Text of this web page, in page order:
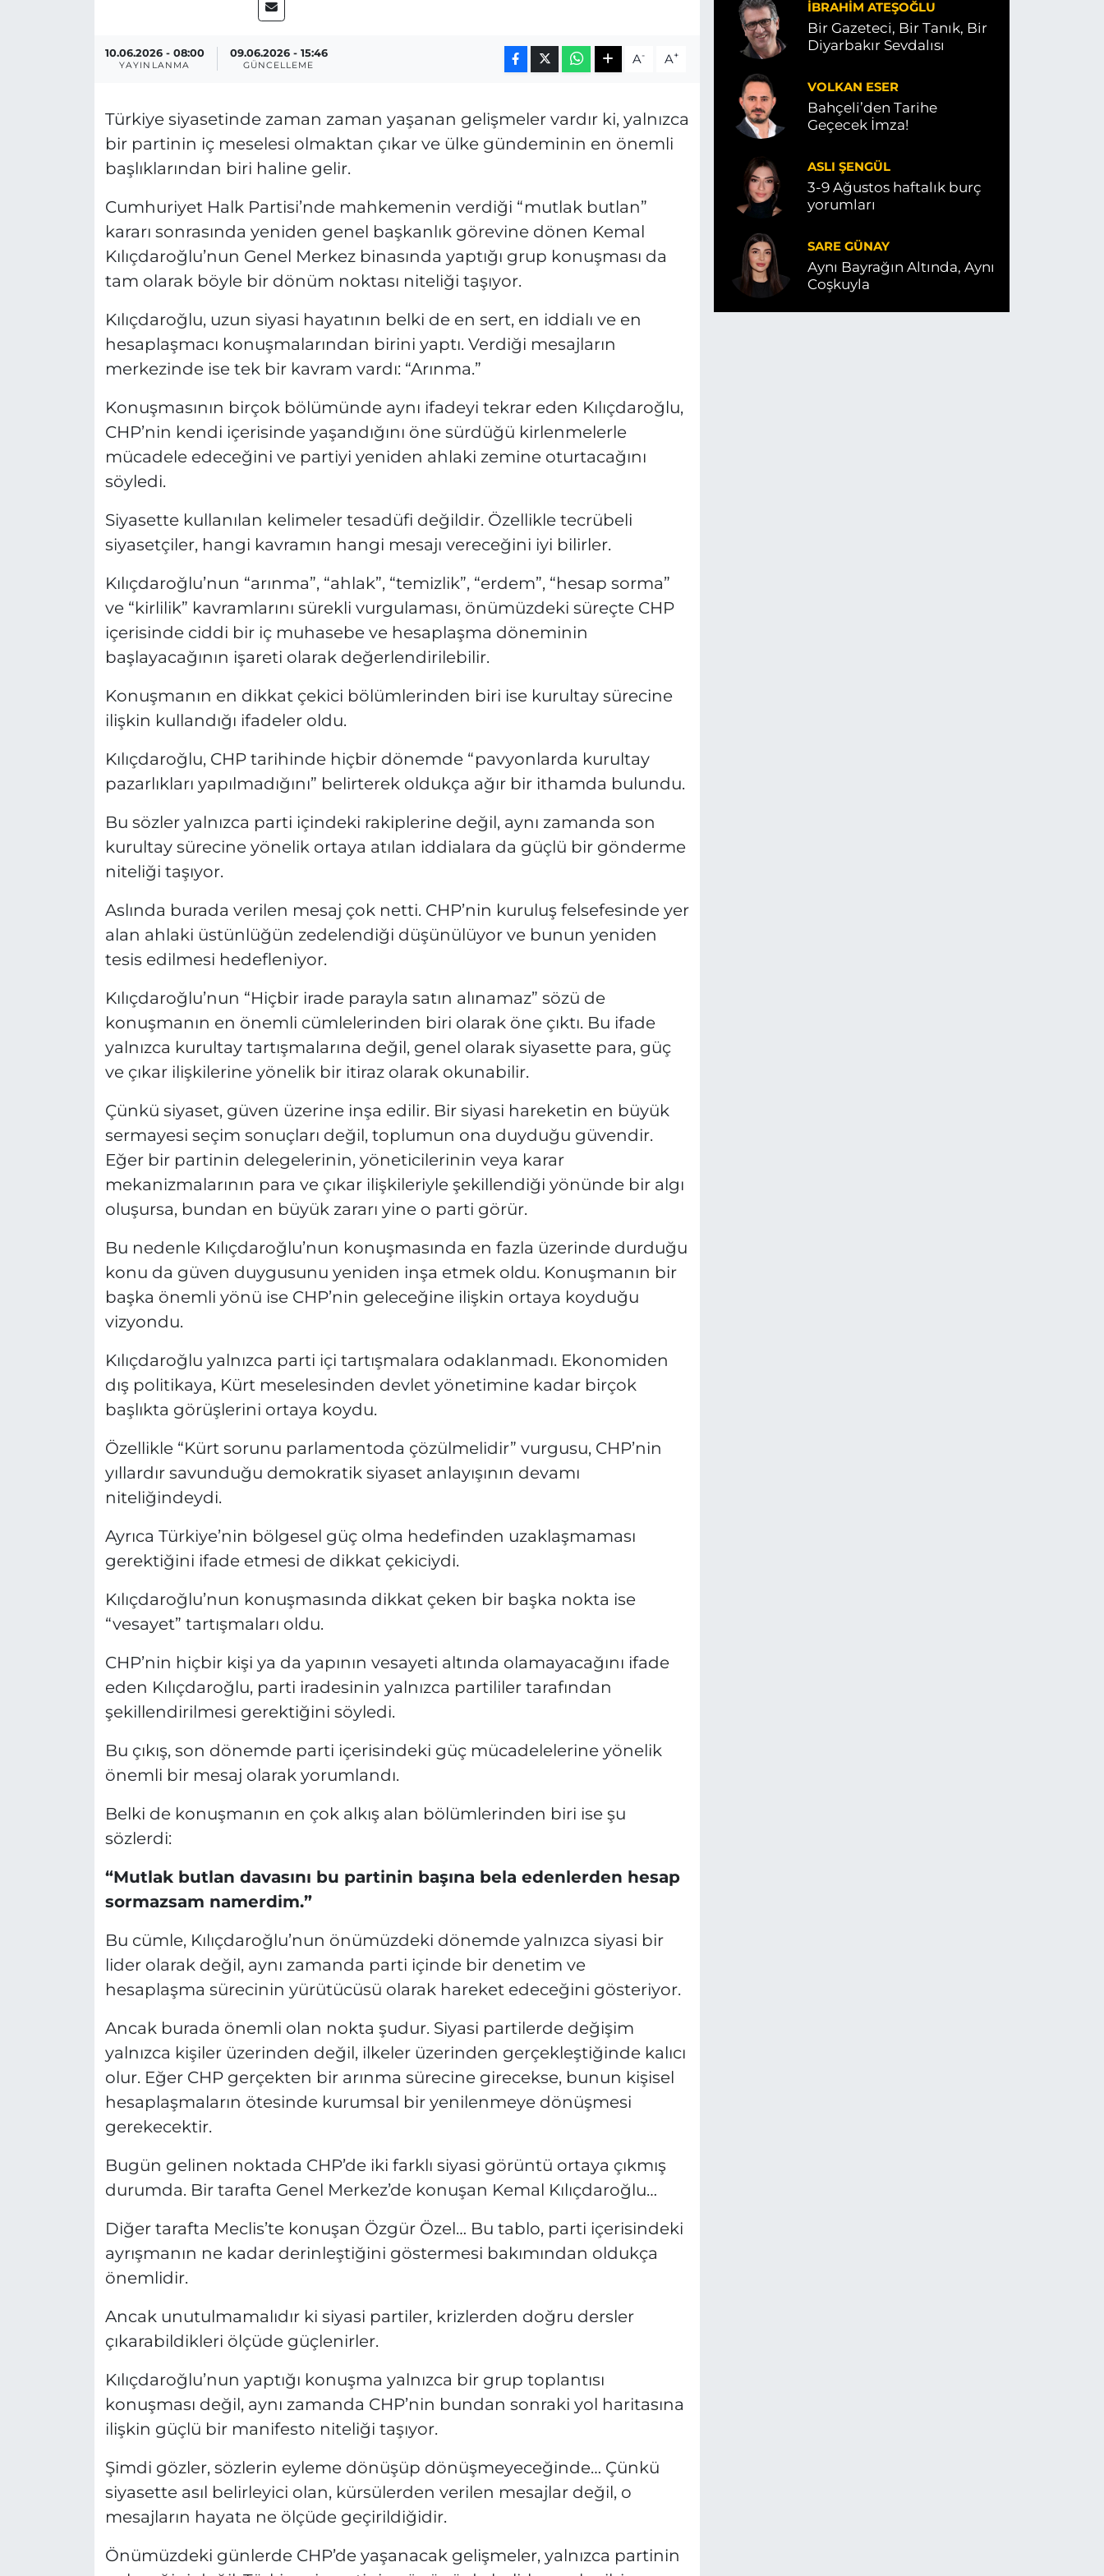
10.06.2026 - 08:00
YAYINLANMA
09.06.2026 - 15:46
GÜNCELLEME A- A+
Türkiye siyasetinde zaman zaman yaşanan gelişmeler vardır ki, yalnızca
bir partinin iç meselesi olmaktan çıkar ve ülke gündeminin en önemli
başlıklarından biri haline gelir.
Cumhuriyet Halk Partisi’nde mahkemenin verdiği “mutlak butlan”
kararı sonrasında yeniden genel başkanlık görevine dönen Kemal
Kılıçdaroğlu’nun Genel Merkez binasında yaptığı grup konuşması da
tam olarak böyle bir dönüm noktası niteliği taşıyor.
Kılıçdaroğlu, uzun siyasi hayatının belki de en sert, en iddialı ve en
hesaplaşmacı konuşmalarından birini yaptı. Verdiği mesajların
merkezinde ise tek bir kavram vardı: “Arınma.”
Konuşmasının birçok bölümünde aynı ifadeyi tekrar eden Kılıçdaroğlu,
CHP’nin kendi içerisinde yaşandığını öne sürdüğü kirlenmelerle
mücadele edeceğini ve partiyi yeniden ahlaki zemine oturtacağını
söyledi.
Siyasette kullanılan kelimeler tesadüfi değildir. Özellikle tecrübeli
siyasetçiler, hangi kavramın hangi mesajı vereceğini iyi bilirler.
Kılıçdaroğlu’nun “arınma”, “ahlak”, “temizlik”, “erdem”, “hesap sorma”
ve “kirlilik” kavramlarını sürekli vurgulaması, önümüzdeki süreçte CHP
içerisinde ciddi bir iç muhasebe ve hesaplaşma döneminin
başlayacağının işareti olarak değerlendirilebilir.
Konuşmanın en dikkat çekici bölümlerinden biri ise kurultay sürecine
ilişkin kullandığı ifadeler oldu.
Kılıçdaroğlu, CHP tarihinde hiçbir dönemde “pavyonlarda kurultay
pazarlıkları yapılmadığını” belirterek oldukça ağır bir ithamda bulundu.
Bu sözler yalnızca parti içindeki rakiplerine değil, aynı zamanda son
kurultay sürecine yönelik ortaya atılan iddialara da güçlü bir gönderme
niteliği taşıyor.
Aslında burada verilen mesaj çok netti. CHP’nin kuruluş felsefesinde yer
alan ahlaki üstünlüğün zedelendiği düşünülüyor ve bunun yeniden
tesis edilmesi hedefleniyor.
Kılıçdaroğlu’nun “Hiçbir irade parayla satın alınamaz” sözü de
konuşmanın en önemli cümlelerinden biri olarak öne çıktı. Bu ifade
yalnızca kurultay tartışmalarına değil, genel olarak siyasette para, güç
ve çıkar ilişkilerine yönelik bir itiraz olarak okunabilir.
Çünkü siyaset, güven üzerine inşa edilir. Bir siyasi hareketin en büyük
sermayesi seçim sonuçları değil, toplumun ona duyduğu güvendir.
Eğer bir partinin delegelerinin, yöneticilerinin veya karar
mekanizmalarının para ve çıkar ilişkileriyle şekillendiği yönünde bir algı
oluşursa, bundan en büyük zararı yine o parti görür.
Bu nedenle Kılıçdaroğlu’nun konuşmasında en fazla üzerinde durduğu
konu da güven duygusunu yeniden inşa etmek oldu. Konuşmanın bir
başka önemli yönü ise CHP’nin geleceğine ilişkin ortaya koyduğu
vizyondu.
Kılıçdaroğlu yalnızca parti içi tartışmalara odaklanmadı. Ekonomiden
dış politikaya, Kürt meselesinden devlet yönetimine kadar birçok
başlıkta görüşlerini ortaya koydu.
Özellikle “Kürt sorunu parlamentoda çözülmelidir” vurgusu, CHP’nin
yıllardır savunduğu demokratik siyaset anlayışının devamı
niteliğindeydi.
Ayrıca Türkiye’nin bölgesel güç olma hedefinden uzaklaşmaması
gerektiğini ifade etmesi de dikkat çekiciydi.
Kılıçdaroğlu’nun konuşmasında dikkat çeken bir başka nokta ise
“vesayet” tartışmaları oldu.
CHP’nin hiçbir kişi ya da yapının vesayeti altında olamayacağını ifade
eden Kılıçdaroğlu, parti iradesinin yalnızca partililer tarafından
şekillendirilmesi gerektiğini söyledi.
Bu çıkış, son dönemde parti içerisindeki güç mücadelelerine yönelik
önemli bir mesaj olarak yorumlandı.
Belki de konuşmanın en çok alkış alan bölümlerinden biri ise şu
sözlerdi:
“Mutlak butlan davasını bu partinin başına bela edenlerden hesap
sormazsam namerdim.”
Bu cümle, Kılıçdaroğlu’nun önümüzdeki dönemde yalnızca siyasi bir
lider olarak değil, aynı zamanda parti içinde bir denetim ve
hesaplaşma sürecinin yürütücüsü olarak hareket edeceğini gösteriyor.
Ancak burada önemli olan nokta şudur. Siyasi partilerde değişim
yalnızca kişiler üzerinden değil, ilkeler üzerinden gerçekleştiğinde kalıcı
olur. Eğer CHP gerçekten bir arınma sürecine girecekse, bunun kişisel
hesaplaşmaların ötesinde kurumsal bir yenilenmeye dönüşmesi
gerekecektir.
Bugün gelinen noktada CHP’de iki farklı siyasi görüntü ortaya çıkmış
durumda. Bir tarafta Genel Merkez’de konuşan Kemal Kılıçdaroğlu…
Diğer tarafta Meclis’te konuşan Özgür Özel… Bu tablo, parti içerisindeki
ayrışmanın ne kadar derinleştiğini göstermesi bakımından oldukça
önemlidir.
Ancak unutulmamalıdır ki siyasi partiler, krizlerden doğru dersler
çıkarabildikleri ölçüde güçlenirler.
Kılıçdaroğlu’nun yaptığı konuşma yalnızca bir grup toplantısı
konuşması değil, aynı zamanda CHP’nin bundan sonraki yol haritasına
ilişkin güçlü bir manifesto niteliği taşıyor.
Şimdi gözler, sözlerin eyleme dönüşüp dönüşmeyeceğinde… Çünkü
siyasette asıl belirleyici olan, kürsülerden verilen mesajlar değil, o
mesajların hayata ne ölçüde geçirildiğidir.
Önümüzdeki günlerde CHP’de yaşanacak gelişmeler, yalnızca partinin
İBRAHIM ATEŞOĞLU
Bir Gazeteci, Bir Tanık, Bir
Diyarbakır Sevdalısı
VOLKAN ESER
Bahçeli’den Tarihe
Geçecek İmza!
ASLI ŞENGÜL
3-9 Ağustos haftalık burç
yorumları
SARE GÜNAY
Aynı Bayrağın Altında, Aynı
Coşkuyla